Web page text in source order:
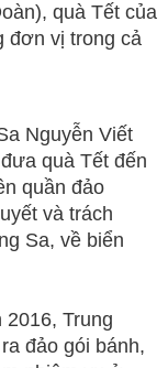
quà Tết của
đơn vị trong cả
Nguyễn Viết
quà Tết đến
quần đảo
và trách
Sa, về biển
Trung
đảo gói bánh,